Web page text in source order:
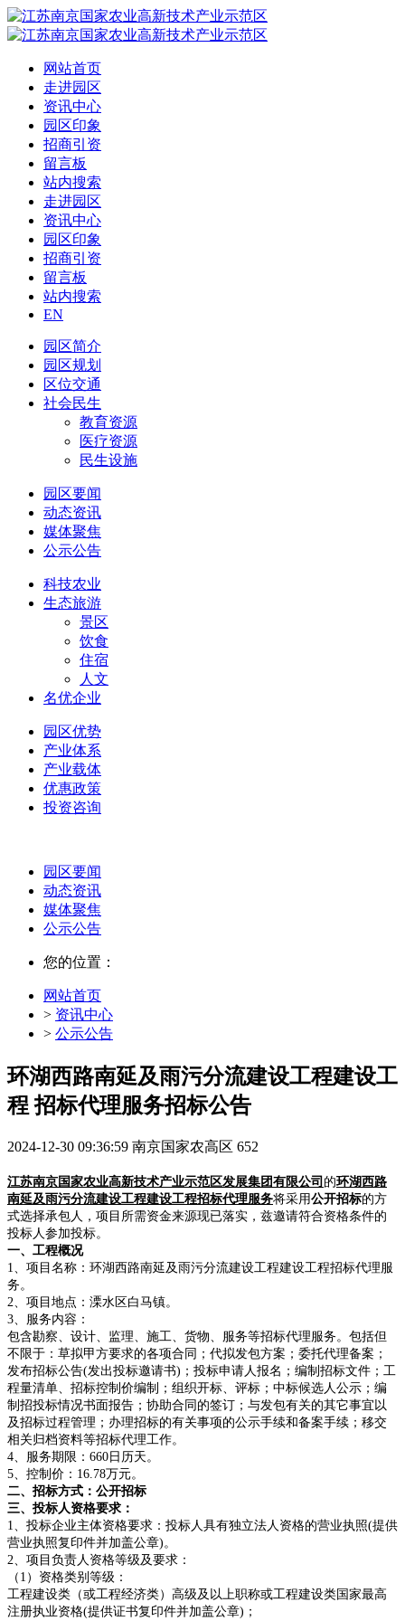
网站首页
走进园区
资讯中心
园区印象
招商引资
留言板
站内搜索
走进园区
资讯中心
园区印象
招商引资
留言板
站内搜索
EN
园区简介
园区规划
区位交通
社会民生
教育资源
医疗资源
民生设施
园区要闻
动态资讯
媒体聚焦
公示公告
科技农业
生态旅游
景区
饮食
住宿
人文
名优企业
园区优势
产业体系
产业载体
优惠政策
投资咨询
园区要闻
动态资讯
媒体聚焦
公示公告
您的位置：
网站首页
> 资讯中心
> 公示公告
环湖西路南延及雨污分流建设工程建设工
程 招标代理服务招标公告
2024-12-30 09:36:59 南京国家农高区 652
江苏南京国家农业高新技术产业示范区发展集团有限公司 的环湖西路
南延及雨污分流建设工程建设工程招标代理服务将采用公开招标的方
式选择承包人，项目所需资金来源现已落实，兹邀请符合资格条件的
投标人参加投标。
一、 工程概况
1、项目 名称： 环湖西路南延及雨污分流建设工程建设工程招标代理服
务。
2、项目地点：溧水区白马镇。
3、服务内容：
包含勘察、设计、监理、施工、货物、服务等招标代理服务。包括但
不限于：草拟甲方要求的各项合同；代拟发包方案；委托代理备案；
发布招标公告(发出投标邀请书)；投标申请人报名；编制招标文件；工
程量清单、招标控制价编制；组织开标、评标；中标候选人公示；编
制招投标情况书面报告；协助合同的签订；与发包有关的其它事宜以
及招标过程管理；办理招标的有关事项的公示手续和备案手续；移交
相关归档资料等招标代理工作。
4、服务期限：660日历天。
5、控制价：16.78万元。
二、招标方式：公开招标
三、投标人资格要求：
1、投标企业主体资格要求：投标人具有独立法人资格的营业执照(提供
营业执照复印件并加盖公章)。
2、项目负责人资格等级及要求：
（1）资格类别等级：
工程建设类 （或工程经济类） 高级及以上职称或工程建设类国家最高
注册执业资格(提供证书复印件并加盖公章)；